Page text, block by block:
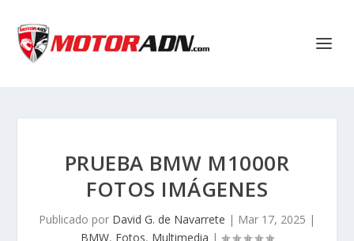
PRUEBA BMW M1000R
FOTOS IMÁGENES
Publicado por David G. de Navarrete | Mar 17, 2025 |
BMW, Fotos, Multimedia |